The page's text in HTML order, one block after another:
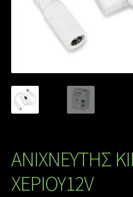
ΑΝΙΧΝΕΥΤΗΣ
ΧΕΡΙΟΥ12V